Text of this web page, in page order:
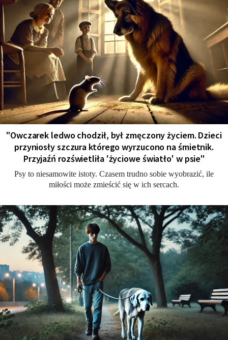
"Owczarek ledwo chodził, był zmęczony życiem. Dzieci
przyniosły szczura którego wyrzucono na śmietnik.
Przyjaźń rozświetliła 'życiowe światło' w psie"
Psy to niesamowite istoty. Czasem trudno sobie wyobrazić, ile
miłości może zmieścić się w ich sercach.